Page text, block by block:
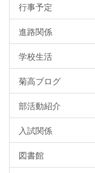
行事予定
進路関係
学校生活
菊高ブログ
部活動紹介
入試関係
図書館